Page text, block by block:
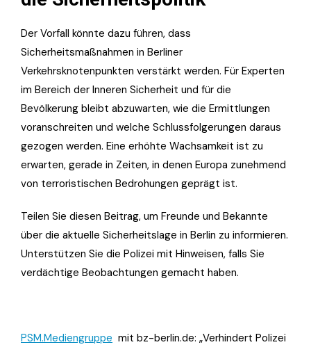
Der Vorfall könnte dazu führen, dass
Sicherheitsmaßnahmen in Berliner
Verkehrsknotenpunkten verstärkt werden. Für Experten
im Bereich der Inneren Sicherheit und für die
Bevölkerung bleibt abzuwarten, wie die Ermittlungen
voranschreiten und welche Schlussfolgerungen daraus
gezogen werden. Eine erhöhte Wachsamkeit ist zu
erwarten, gerade in Zeiten, in denen Europa zunehmend
von terroristischen Bedrohungen geprägt ist.
Teilen Sie diesen Beitrag, um Freunde und Bekannte
über die aktuelle Sicherheitslage in Berlin zu informieren.
Unterstützen Sie die Polizei mit Hinweisen, falls Sie
verdächtige Beobachtungen gemacht haben.
PSM.Mediengruppe mit bz-berlin.de: „Verhindert Polizei